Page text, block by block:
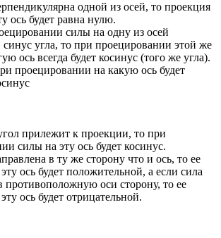
одной из осей, то проекция
ось будет равна нулю.
силы на одну из осей
синус угла, то при проецировании этой же
ось всегда будет косинус (того же угла).
проецировании на какую ось будет
прилежит к проекции, то при
силы на эту ось будет косинус.
в ту же сторону что и ось, то ее
ось будет положительной, а если сила
противоположную оси сторону, то ее
ось будет отрицательной.